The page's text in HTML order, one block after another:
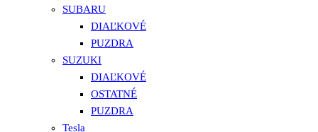
SUBARU
DIAĽKOVÉ
PUZDRA
SUZUKI
DIAĽKOVÉ
OSTATNÉ
PUZDRA
Tesla